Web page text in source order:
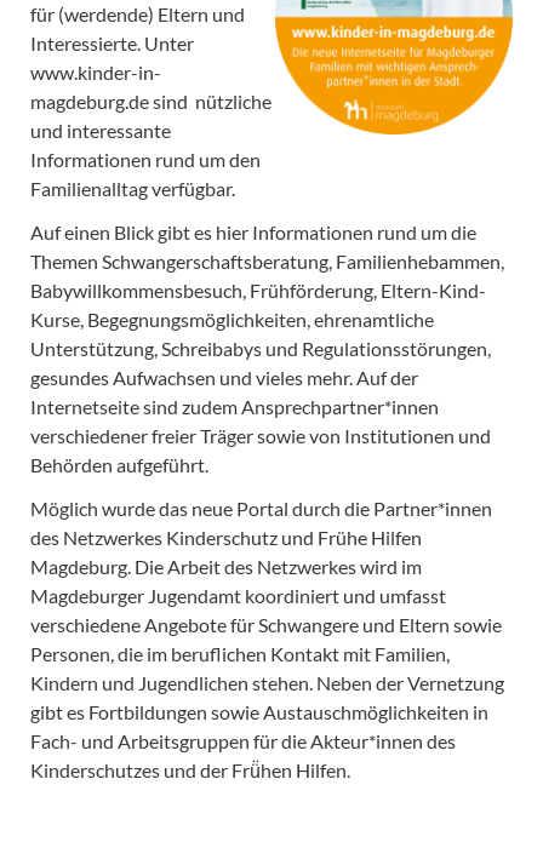
für (werdende) Eltern und
Interessierte. Unter
www.kinder-in-
magdeburg.de sind nützliche
und interessante
Informationen rund um den
Familienalltag verfügbar.
Auf einen Blick gibt es hier Informationen rund um die
Themen Schwangerschaftsberatung, Familienhebammen,
Babywillkommensbesuch, Frühförderung, Eltern-Kind-
Kurse, Begegnungsmöglichkeiten, ehrenamtliche
Unterstützung, Schreibabys und Regulationsstörungen,
gesundes Aufwachsen und vieles mehr. Auf der
Internetseite sind zudem Ansprechpartner*innen
verschiedener freier Träger sowie von Institutionen und
Behörden aufgeführt.
Möglich wurde das neue Portal durch die Partner*innen
des Netzwerkes Kinderschutz und Frühe Hilfen
Magdeburg. Die Arbeit des Netzwerkes wird im
Magdeburger Jugendamt koordiniert und umfasst
verschiedene Angebote für Schwangere und Eltern sowie
Personen, die im beruflichen Kontakt mit Familien,
Kindern und Jugendlichen stehen. Neben der Vernetzung
gibt es Fortbildungen sowie Austauschmöglichkeiten in
Fach- und Arbeitsgruppen für die Akteur*innen des
Kinderschutzes und der Frü̈hen Hilfen.